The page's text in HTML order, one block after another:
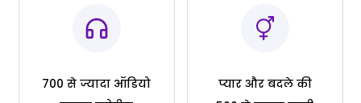
700 से ज्यादा ऑडियो
प्यार और बदले की